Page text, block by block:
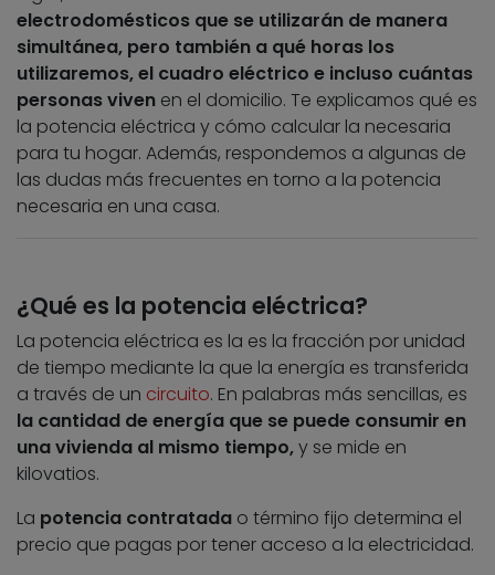
electrodomésticos que se utilizarán de manera
simultánea, pero también a qué horas los
utilizaremos, el cuadro eléctrico e incluso cuántas
personas viven en el domicilio. Te explicamos qué es
la potencia eléctrica y cómo calcular la necesaria
para tu hogar. Además, respondemos a algunas de
las dudas más frecuentes en torno a la potencia
necesaria en una casa.
¿Qué es la potencia eléctrica?
La potencia eléctrica es la es la fracción por unidad
de tiempo mediante la que la energía es transferida
a través de un circuito. En palabras más sencillas, es
la cantidad de energía que se puede consumir en
una vivienda al mismo tiempo,y se mide en
kilovatios.
La potencia contratada o término fijo determina el
precio que pagas por tener acceso a la electricidad.